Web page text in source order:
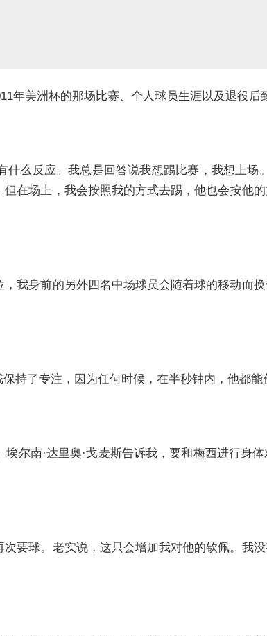
年美洲杯的那场比赛、个人球员生涯以及退役后
么反应。我总是回答说我想踢比赛，我想上场
在场上，我会按照我的方式去踢，他也会按他
我身前的另外四名中场球员会随着球的移动而
持了专注，因为任何时候，在半秒钟内，他都能
尔南·达里奥·戈麦斯告诉我，要和梅西进行身
要球。老实说，这只会增加我对他的钦佩。我